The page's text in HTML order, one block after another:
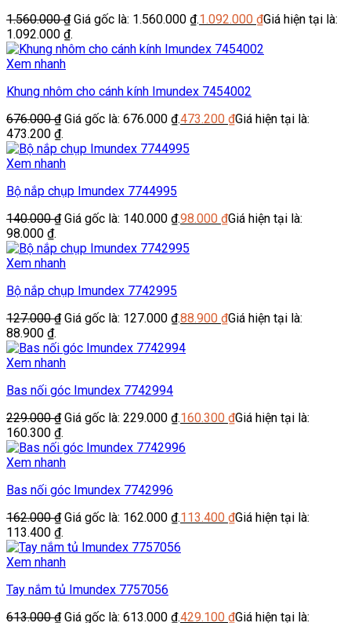
1.560.000₫ Giá gốc là: 1.560.000 ₫.1.092.000 ₫Giá hiện tại là:
1.092.000 ₫.
Xem nhanh
Khung nhôm cho cánh kính Imundex 7454002
676.000₫ Giá gốc là: 676.000 ₫.473.200 ₫Giá hiện tại là:
473.200 ₫.
Xem nhanh
Bộ nắp chụp Imundex 7744995
140.000₫ Giá gốc là: 140.000 ₫.98.000 ₫Giá hiện tại là:
98.000 ₫.
Xem nhanh
Bộ nắp chụp Imundex 7742995
127.000₫ Giá gốc là: 127.000 ₫.88.900 ₫Giá hiện tại là:
88.900 ₫.
Xem nhanh
Bas nối góc Imundex 7742994
229.000₫ Giá gốc là: 229.000 ₫.160.300 ₫Giá hiện tại là:
160.300 ₫.
Xem nhanh
Bas nối góc Imundex 7742996
162.000₫ Giá gốc là: 162.000 ₫.113.400 ₫Giá hiện tại là:
113.400 ₫.
Xem nhanh
Tay nắm tủ Imundex 7757056
613.000₫ Giá gốc là: 613.000 ₫.429.100 ₫Giá hiện tại là: